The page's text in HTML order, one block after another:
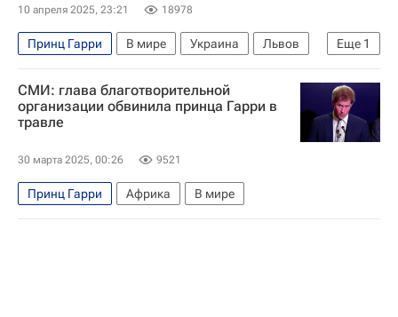
10 апреля 2025, 23:21 18978
Еще 1
Принц Гарри В мире Украина
Львов
Великобритания
СМИ: глава благотворительной
организации обвинила принца Гарри в
травле
30 марта 2025, 00:26 9521
Принц Гарри Африка В мире